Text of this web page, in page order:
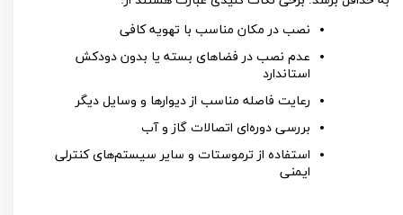
نصب در مکان مناسب با تهویه کافی
عدم نصب در فضاهای بسته یا بدون دودکش
استاندارد
رعایت فاصله مناسب از دیوارها و وسایل دیگر
بررسی دوره‌ای اتصالات گاز و آب
استفاده از ترموستات و سایر سیستم‌های کنترلی
ایمنی